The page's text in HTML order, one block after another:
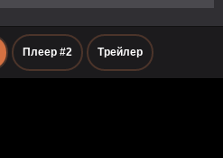
Плеер #2 Трейлер